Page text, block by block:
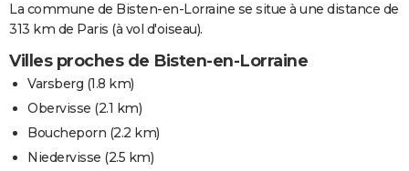
La commune de Bisten-en-Lorraine se situe à une distance de
313 km de Paris (à vol d'oiseau).
Villes proches de Bisten-en-Lorraine
Varsberg (1.8 km)
Obervisse (2.1 km)
Boucheporn (2.2 km)
Niedervisse (2.5 km)